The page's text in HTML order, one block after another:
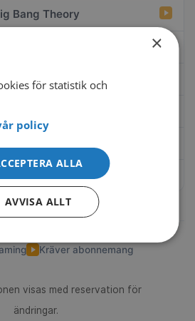
Bang Theory
Kräver abonnemang
visas med reservation för
ändringar.
×
för statistik och
policy
ALLA
AVVISA ALLT